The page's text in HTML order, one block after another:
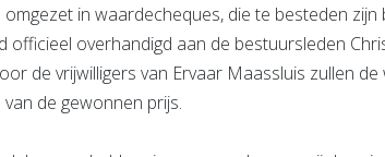
in waardecheques, die te besteden
officieel overhandigd aan de bestuursleden
de vrijwilligers van Ervaar Maassluis zullen
de gewonnen prijs.